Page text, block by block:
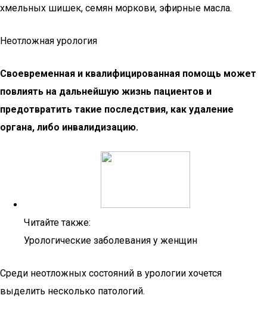
хмельных шишек, семян моркови, эфирные масла.
Неотложная урология
Своевременная и квалифицированная помощь может
повлиять на дальнейшую жизнь пациентов и
предотвратить такие последствия, как удаление
органа, либо инвалидизацию.
Читайте также:
Урологические заболевания у женщин
Среди неотложных состояний в урологии хочется
выделить несколько патологий.